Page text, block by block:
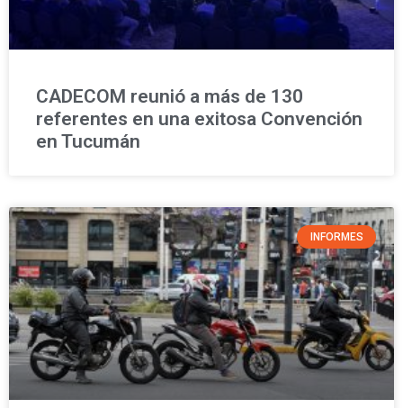
CADECOM reunió a más de 130
referentes en una exitosa Convención
en Tucumán
INFORMES